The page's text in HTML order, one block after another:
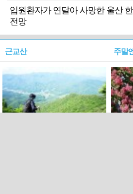
입원환자가 연달아 사망한 울산
전망
근교산 주말